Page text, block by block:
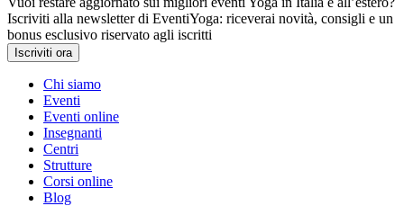
Iscriviti alla newsletter di EventiYoga: riceverai novità, consigli e un
bonus esclusivo riservato agli iscritti
Iscriviti ora
Chi siamo
Eventi
Eventi online
Insegnanti
Centri
Strutture
Corsi online
Blog